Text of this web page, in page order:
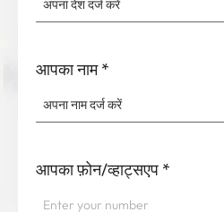
आपका नाम *
आपका फ़ोन/व्हाट्सएप *